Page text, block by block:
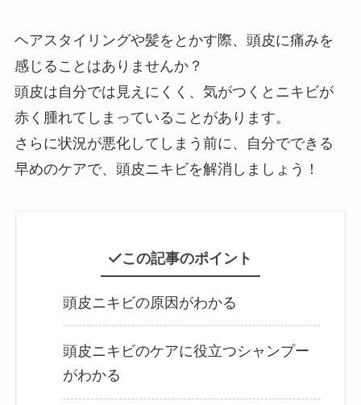
ヘアスタイリングや髪をとかす際、頭皮に痛みを
感じることはありませんか？
頭皮は自分では見えにくく、気がつくとニキビが
赤く腫れてしまっていることがあります。
さらに状況が悪化してしまう前に、自分でできる
早めのケアで、頭皮ニキビを解消しましょう！
この記事のポイント
頭皮ニキビの原因がわかる
頭皮ニキビのケアに役立つシャンプー
がわかる